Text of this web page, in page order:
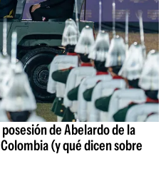
de Abelardo de la
(y qué dicen sobre